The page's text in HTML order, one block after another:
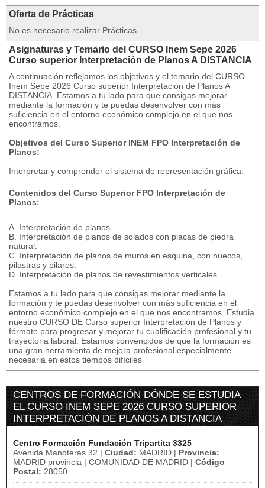
Oferta de Prácticas
No es necesario realizar Prácticas
Asignaturas y Temario del CURSO Inem Sepe 2026
Curso superior Interpretación de Planos A DISTANCIA
A continuación reflejamos los objetivos y el temario del CURSO
Inem Sepe 2026 Curso superior Interpretación de Planos A
DISTANCIA. Estamos a tu lado para que consigas mejorar
mediante la formación y te puedas desenvolver con más
suficiencia en el entorno económico complejo en el que nos
encontramos.
Objetivos del Curso Superior INEM FPO Interpretación de
Planos:
Interpretar y comprender el sistema de representación gráfica.
Contenidos del Curso Superior FPO Interpretación de
Planos:
A. Interpretación de planos.
B. Interpretación de planos de solados con placas de piedra
natural.
C. Interpretación de planos de muros en esquina, con huecos,
pilastras y pilares.
D. Interpretación de planos de revestimientos verticales.
Estamos a tu lado para que consigas mejorar mediante la
formación y te puedas desenvolver con más suficiencia en el
entorno económico complejo en el que nos encontramos. Estudia
nuestro CURSO DE Curso superior Interpretación de Planos y
fórmate para progresar y mejorar tu cualificación profesional y tu
trayectoria laboral. Estamos convencidos de que la formación es
una gran herramienta de mejora profesional especialmente
necesaria en estos tiempos difíciles
CENTROS DE FORMACIÓN DÓNDE SE ESTUDIA
EL CURSO INEM SEPE 2026 CURSO SUPERIOR
INTERPRETACIÓN DE PLANOS A DISTANCIA
Centro Formación Fundación Tripartita 3325
Avenida Manoteras 32 | Ciudad: MADRID | Provincia:
MADRID provincia | COMUNIDAD DE MADRID | Código
Postal: 28050